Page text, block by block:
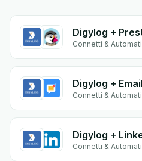
Digylog +
Connetti &
Connetti &
Digylog +
Connetti &